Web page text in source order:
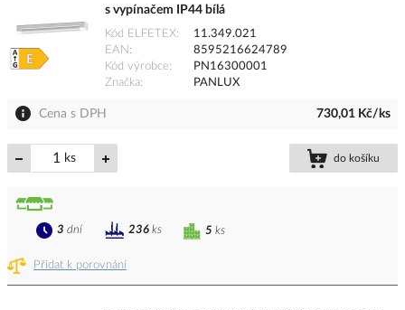
s vypínačem IP44 bílá
Kód ELFETEX
11.349.021
EAN
8595216624789
Kód výrobce
PN16300001
Značka
PANLUX
Cena s DPH 730,01 Kč/ks
ks do košíku
Přidat k porovnání
5 ks
3 dní 236 ks